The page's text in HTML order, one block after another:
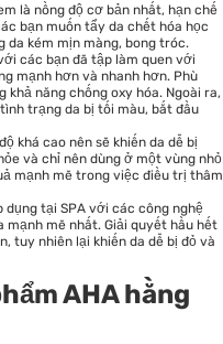
là nồng độ cơ bản nhất, hạn chế
bạn muốn tẩy da chết hóa học
da kém mịn màng, bong tróc.
các bạn đã tập làm quen với
mạnh hơn và nhanh hơn. Phù
năng chống oxy hóa. Ngoài ra,
trạng da bị tối màu, bắt đầu
khá cao nên sẽ khiến da dễ bị
và chỉ nên dùng ở một vùng nhỏ
mạnh mẽ trong việc điều trị thâm
tại SPA với các công nghệ
mạnh mẽ nhất. Giải quyết hầu hết
tuy nhiên lại khiến da dễ bị đỏ và
AHA hằng